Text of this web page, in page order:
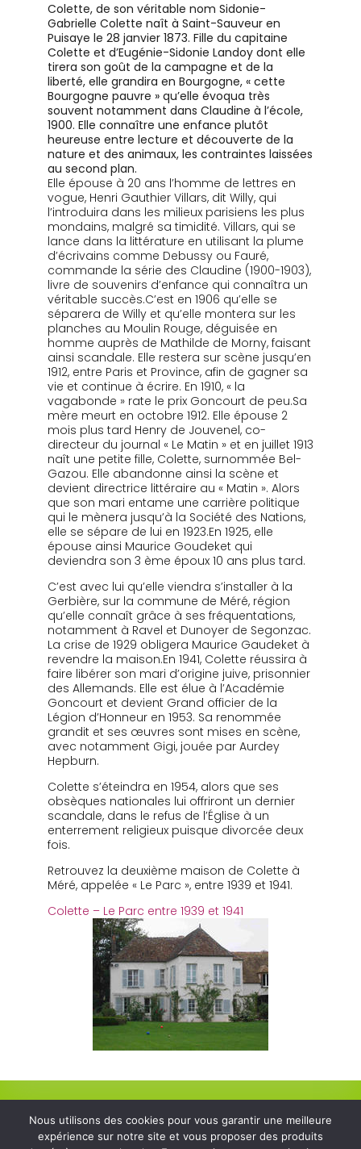
Colette, de son véritable nom Sidonie-
Gabrielle Colette naît à Saint-Sauveur en
Puisaye le 28 janvier 1873. Fille du capitaine
Colette et d’Eugénie-Sidonie Landoy dont elle
tirera son goût de la campagne et de la
liberté, elle grandira en Bourgogne, « cette
Bourgogne pauvre » qu’elle évoqua très
souvent notamment dans Claudine à l’école,
1900. Elle connaître une enfance plutôt
heureuse entre lecture et découverte de la
nature et des animaux, les contraintes laissées
au second plan.
Elle épouse à 20 ans l’homme de lettres en
vogue, Henri Gauthier Villars, dit Willy, qui
l’introduira dans les milieux parisiens les plus
mondains, malgré sa timidité. Villars, qui se
lance dans la littérature en utilisant la plume
d’écrivains comme Debussy ou Fauré,
commande la série des Claudine (1900-1903),
livre de souvenirs d’enfance qui connaîtra un
véritable succès.C’est en 1906 qu’elle se
séparera de Willy et qu’elle montera sur les
planches au Moulin Rouge, déguisée en
homme auprès de Mathilde de Morny, faisant
ainsi scandale. Elle restera sur scène jusqu’en
1912, entre Paris et Province, afin de gagner sa
vie et continue à écrire. En 1910, « la
vagabonde » rate le prix Goncourt de peu.Sa
mère meurt en octobre 1912. Elle épouse 2
mois plus tard Henry de Jouvenel, co-
directeur du journal « Le Matin » et en juillet 1913
naît une petite fille, Colette, surnommée Bel-
Gazou. Elle abandonne ainsi la scène et
devient directrice littéraire au « Matin ». Alors
que son mari entame une carrière politique
qui le mènera jusqu’à la Société des Nations,
elle se sépare de lui en 1923.En 1925, elle
épouse ainsi Maurice Goudeket qui
deviendra son 3 ème époux 10 ans plus tard.
C’est avec lui qu’elle viendra s’installer à la
Gerbière, sur la commune de Méré, région
qu’elle connaît grâce à ses fréquentations,
notamment à Ravel et Dunoyer de Segonzac.
La crise de 1929 obligera Maurice Gaudeket à
revendre la maison.En 1941, Colette réussira à
faire libérer son mari d’origine juive, prisonnier
des Allemands. Elle est élue à l’Académie
Goncourt et devient Grand officier de la
Légion d’Honneur en 1953. Sa renommée
grandit et ses œuvres sont mises en scène,
avec notamment Gigi, jouée par Aurdey
Hepburn.
Colette s’éteindra en 1954, alors que ses
obsèques nationales lui offriront un dernier
scandale, dans le refus de l’Église à un
enterrement religieux puisque divorcée deux
fois.
Retrouvez la deuxième maison de Colette à
Méré, appelée « Le Parc », entre 1939 et 1941.
Colette – Le Parc entre 1939 et 1941
MAIRIE DE
MÉRÉ
HORAIRES DE
Nous utilisons des cookies pour vous garantir une meilleure
expérience sur notre site et vous proposer des produits